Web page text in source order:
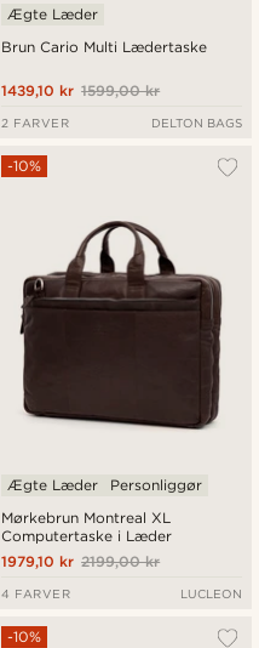
Brun Cario Multi Lædertaske
Ægte Læder
1599,00 kr
1439,10 kr
2 FARVER DELTON BAGS
Mørkebrun Montreal XL
Computertaske i Læder
-10%
Ægte Læder Personliggør
2199,00 kr
1979,10 kr
4 FARVER LUCLEON
-10%